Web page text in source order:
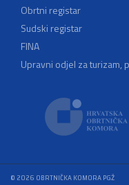
Obrtni registar
Sudski registar
FINA
Upravni odjel za turizam,
© 2026 OBRTNIČKA KOMORA PGŽ